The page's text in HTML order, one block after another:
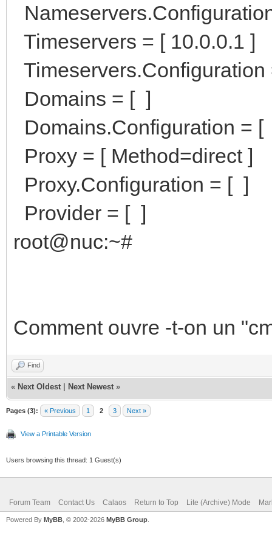
Timeservers = [ 10.0.0.1 ]
Domains = [ ]
Domains.Configuration =
Proxy = [ Method=direct ]
Proxy.Configuration = [ ]
Provider = [ ]
root@nuc:~#
Comment ouvre -t-on un
Find
« Next Oldest Next Newest »
Pages (3): « Previous 1 2 3 Next »
View a Printable Version
Users browsing this thread: 1 Guest(s)
Forum Team Contact Us Calaos Return to Top Lite (Archive) Mode
Powered By MyBB , © 2002-2026 MyBB Group